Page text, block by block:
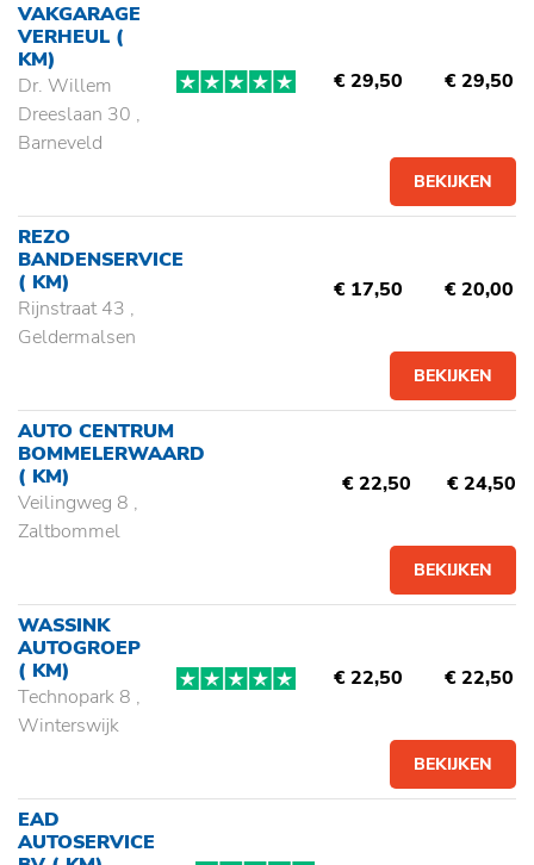
VAKGARAGE
VERHEUL (
KM)
Dr. Willem
Dreeslaan 30 ,
Barneveld
€ 29,50 € 29,50
BEKIJKEN
REZO
BANDENSERVICE
( KM)
Rijnstraat 43 ,
Geldermalsen
€ 17,50 € 20,00
BEKIJKEN
AUTO CENTRUM
BOMMELERWAARD
( KM)
Veilingweg 8 ,
Zaltbommel
€ 22,50 € 24,50
BEKIJKEN
WASSINK
AUTOGROEP
( KM)
Technopark 8 ,
Winterswijk
€ 22,50 € 22,50
BEKIJKEN
EAD
AUTOSERVICE